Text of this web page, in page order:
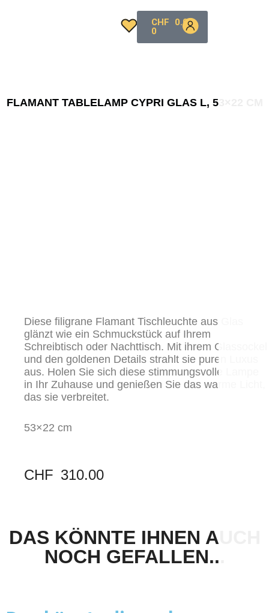
CHF
0.00
0
FLAMANT TABLELAMP CYPRI GLAS L, 53×22 CM
Diese filigrane Flamant Tischleuchte aus Glas
glänzt wie ein Schmuckstück auf Ihrem
Schreibtisch oder Nachttisch. Mit ihrem Glassockel
und den goldenen Details strahlt sie puren Luxus
aus. Holen Sie sich diese stimmungsvolle Lampe
in Ihr Zuhause und genießen Sie das warme Licht,
das sie verbreitet.
53×22 cm
CHF 310.00
DAS KÖNNTE IHNEN AUCH
NOCH GEFALLEN...